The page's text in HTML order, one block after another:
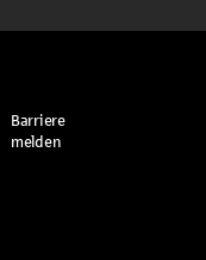
Barriere
melden